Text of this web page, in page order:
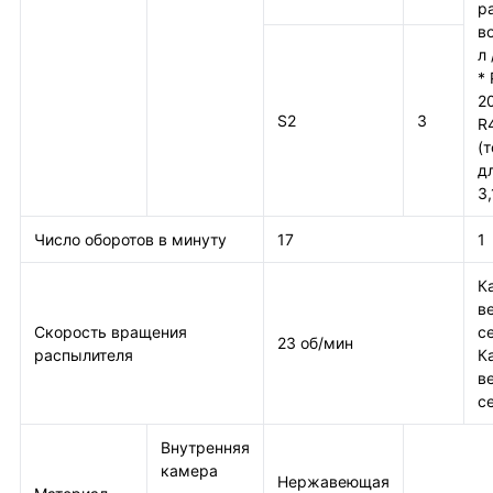
л
*
S2 3
Число оборотов в минуту 17 1
Скорость вращения
распылителя
23 об/мин
Внутренняя
камера
Нержавеющая